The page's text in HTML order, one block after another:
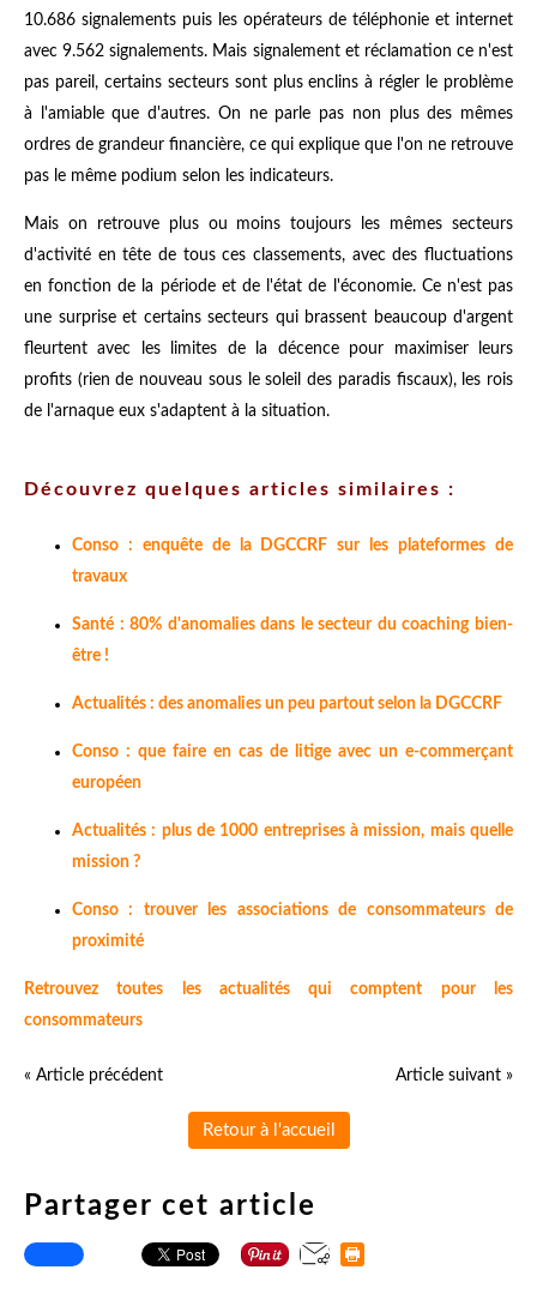
10.686 signalements puis les opérateurs de téléphonie et internet
avec 9.562 signalements. Mais signalement et réclamation ce n'est
pas pareil, certains secteurs sont plus enclins à régler le problème
à l'amiable que d'autres. On ne parle pas non plus des mêmes
ordres de grandeur financière, ce qui explique que l'on ne retrouve
pas le même podium selon les indicateurs.
Mais on retrouve plus ou moins toujours les mêmes secteurs
d'activité en tête de tous ces classements, avec des fluctuations
en fonction de la période et de l'état de l'économie. Ce n'est pas
une surprise et certains secteurs qui brassent beaucoup d'argent
fleurtent avec les limites de la décence pour maximiser leurs
profits (rien de nouveau sous le soleil des paradis fiscaux), les rois
de l'arnaque eux s'adaptent à la situation.
Découvrez quelques articles similaires :
Conso : enquête de la DGCCRF sur les plateformes de
travaux
Santé : 80% d'anomalies dans le secteur du coaching bien-
être !
Actualités : des anomalies un peu partout selon la DGCCRF
Conso : que faire en cas de litige avec un e-commerçant
européen
Actualités : plus de 1000 entreprises à mission, mais quelle
mission ?
Conso : trouver les associations de consommateurs de
proximité
Retrouvez toutes les actualités qui comptent pour les
consommateurs
« Article précédent Article suivant »
Retour à l'accueil
Partager cet article